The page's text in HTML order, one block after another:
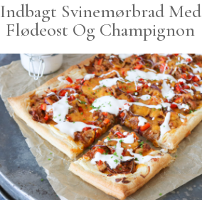
Indbagt Svinemørbrad Med
Flødeost Og Champignon